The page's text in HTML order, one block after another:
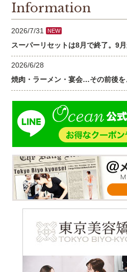
Information
2026/7/31 NEW
スーパーリセットは8月で終了。9
2026/6/28
焼肉・ラーメン・宴会…その前後を